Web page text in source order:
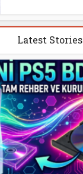
Latest Stories